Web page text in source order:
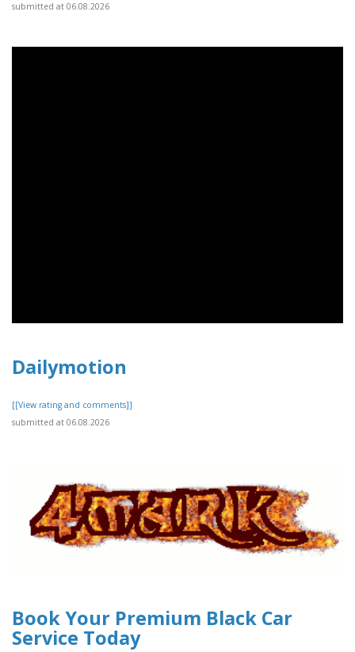
submitted at 06.08.2026
Dailymotion
[[View rating and comments]]
submitted at 06.08.2026
Book Your Premium Black Car
Service Today